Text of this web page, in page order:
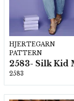
HJERTEGARN
PATTERN
2583